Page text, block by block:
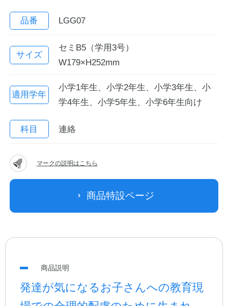
法人のお客様へ
OEMご希望の方へ
日本ノート
品番 LGG07
サイズ
セミB5（学用3号）
W179×H252mm
適用学年
小学1年生、小学2年生、小学3年生、小
学4年生、小学5年生、小学6年生向け
科目 連絡
マークの説明はこちら
商品特設ページ
商品説明
発達が気になるお子さんへの教育現